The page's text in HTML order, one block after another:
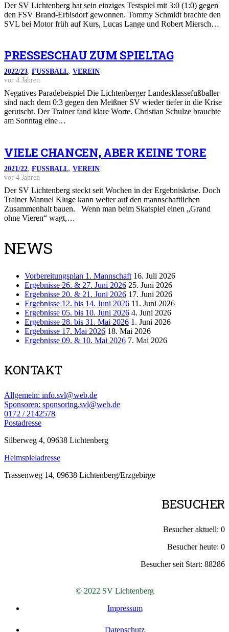
Der SV Lichtenberg hat sein einziges Testspiel mit 3:0 (1:0) gegen
den FSV Brand-Erbisdorf gewonnen. Tommy Schmidt brachte den
SVL bei Motor früh auf Kurs, Lucas Lange und Robert Miersch…
PRESSESCHAU ZUM SPIELTAG
2022/23, FUSSBALL, VEREIN
vor 4 Jahren
Negatives Paradebeispiel Die Lichtenberger Landesklassefußballer
sind nach dem 0:3 gegen den Meißner SV wieder tiefer in die Krise
gerutscht. Der Trainer fand klare Worte. Christian Schulze brauchte
am Sonntag eine…
VIELE CHANCEN, ABER KEINE TORE
2021/22, FUSSBALL, VEREIN
vor 4 Jahren
Der SV Lichtenberg steckt seit Wochen in der Ergebniskrise. Doch
Trainer Manuel Kluge kann weiter auf den mannschaftlichen
Zusammenhalt bauen. Wenn man beim Skatspiel einen „Grand
ohne Vieren“ wagt,…
NEWS
Vorbereitungsplan 1. Mannschaft 16. Juli 2026
Ergebnisse 26. & 27. Juni 2026 25. Juni 2026
Ergebnisse 20. & 21. Juni 2026 17. Juni 2026
Ergebnisse 12. bis 14. Juni 2026 11. Juni 2026
Ergebnisse 05. bis 10. Juni 2026 4. Juni 2026
Ergebnisse 28. bis 31. Mai 2026 1. Juni 2026
Ergebnisse 17. Mai 2026 18. Mai 2026
Ergebnisse 09. & 10. Mai 2026 7. Mai 2026
KONTAKT
Allgemein: info.svl@web.de
Sponsoren: sponsoring.svl@web.de
0172 / 2142578
Postadresse
Silberweg 4, 09638 Lichtenberg
Heimspieladresse
Trassenweg 14, 09638 Lichtenberg/Erzgebirge
BESUCHER
Besucher aktuell: 0
Besucher heute: 0
Besucher seit Start: 88286
© 2022 SV Lichtenberg
Impressum
Datenschutz